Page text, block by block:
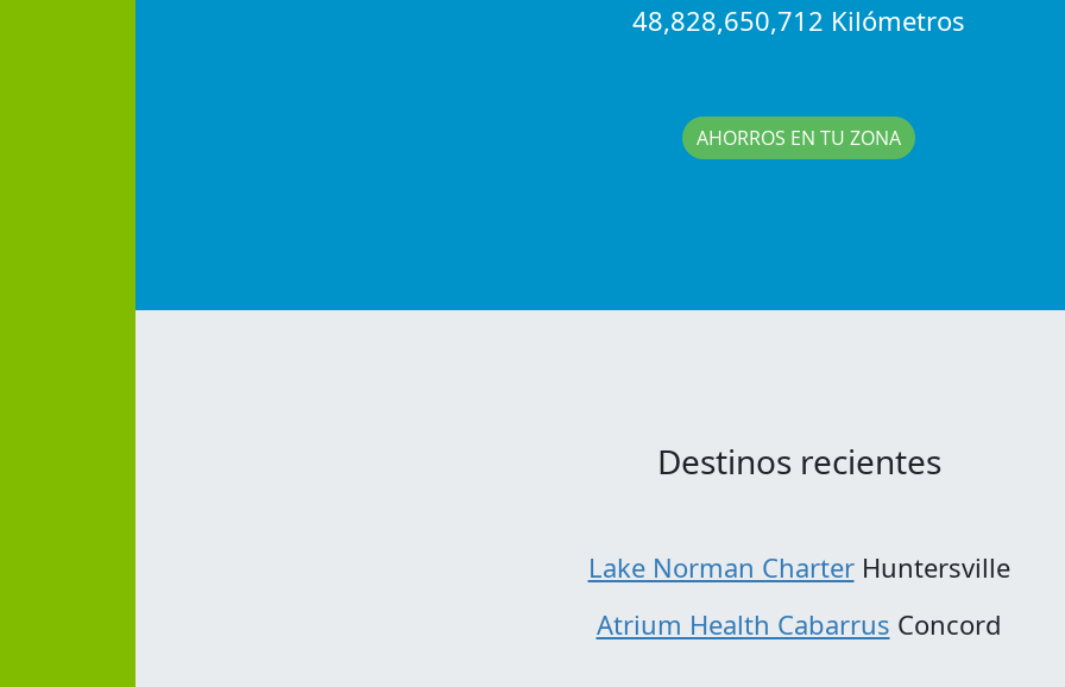
48,828,650,712 Kilómetros
AHORROS EN TU ZONA
Destinos recientes
Lake Norman CharterHuntersville
Atrium Health Cabarrus Concord